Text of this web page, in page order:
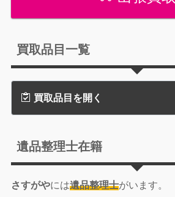
買取品目一覧
買取品目を開く
遺品整理士在籍
さすがやには遺品整理士がいます。